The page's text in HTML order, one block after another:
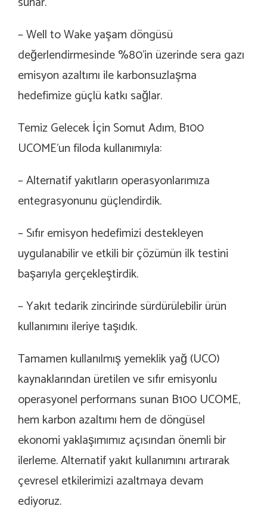
– Well to Wake yaşam döngüsü
değerlendirmesinde %80’in üzerinde sera gazı
emisyon azaltımı ile karbonsuzlaşma
hedefimize güçlü katkı sağlar.
Temiz Gelecek İçin Somut Adım, B100
UCOME’un filoda kullanımıyla:
– Alternatif yakıtların operasyonlarımıza
entegrasyonunu güçlendirdik.
– Sıfır emisyon hedefimizi destekleyen
uygulanabilir ve etkili bir çözümün ilk testini
başarıyla gerçekleştirdik.
– Yakıt tedarik zincirinde sürdürülebilir ürün
kullanımını ileriye taşıdık.
Tamamen kullanılmış yemeklik yağ (UCO)
kaynaklarından üretilen ve sıfır emisyonlu
operasyonel performans sunan B100 UCOME,
hem karbon azaltımı hem de döngüsel
ekonomi yaklaşımımız açısından önemli bir
ilerleme. Alternatif yakıt kullanımını artırarak
çevresel etkilerimizi azaltmaya devam
ediyoruz.